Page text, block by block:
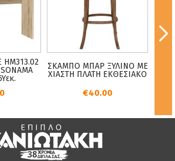
HM313.02
ΣΚΑΜΠΟ ΜΠΑΡ ΞΥΛΙΝΟ ΜΕ
ΧΙΑΣΤΗ ΠΛΑΤΗ ΕΚΘΕΣΙΑΚΟ
€40.00